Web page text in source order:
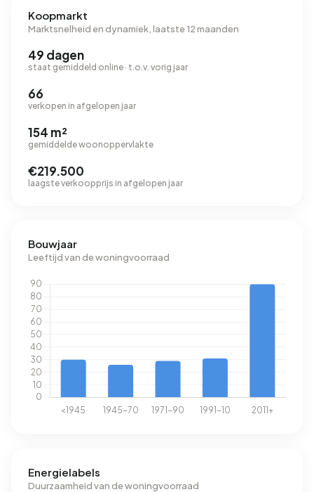
Koopmarkt
Marktsnelheid en dynamiek, laatste 12 maanden
49 dagen
staat gemiddeld online · t.o.v. vorig jaar
66
verkopen in afgelopen jaar
154 m²
gemiddelde woonoppervlakte
€219.500
laagste verkoopprijs in afgelopen jaar
Bouwjaar
Leeftijd van de woningvoorraad
Energielabels
Duurzaamheid van de woningvoorraad